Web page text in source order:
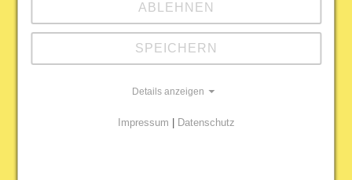
Fachkräfteeinwanderung
interkulturelle Zusammenarbeit
Onboarding-Prozesse
Anerkennung ausländischer Qualifikationen
Arbeitswelt und stärken die Fachkräftesicherung in
ABLEHNEN
SPEICHERN
Details anzeigen
Impressum Datenschutz